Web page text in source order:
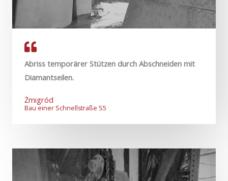
Abriss temporärer Stützen durch Abschneiden mit
Diamantseilen.
Żmigród
Bau einer Schnellstraße S5